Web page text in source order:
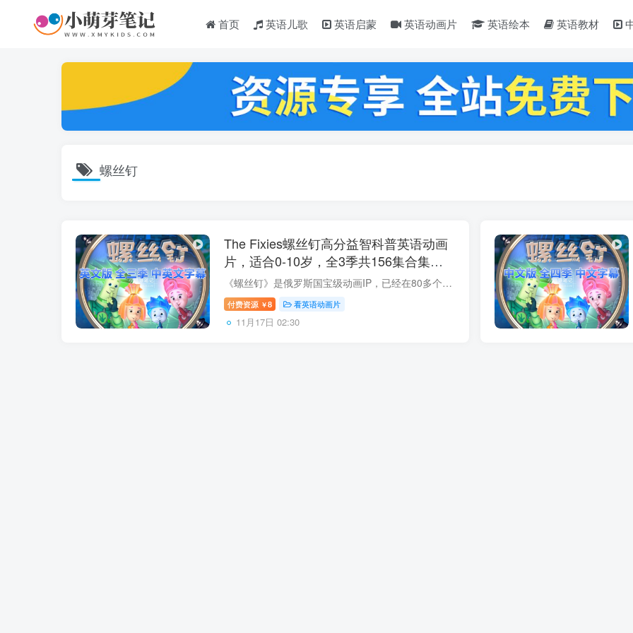
首页 英语儿歌 英语启蒙 英语动画片 英语绘本 英语教材
螺丝钉
The Fixies螺丝钉高分益智科普英语动画
片，适合0-10岁，全3季共156集合集
版，1080P高清视频带中英文字幕，百度
云网盘下载
《螺丝钉》是俄罗斯国宝级动画IP，已经在80多个国家播出，自2015年央视少儿频道首播以来，通过丰富的剧情向观众普及大量的生活常识和简单的科学原理，同时以主人公小螺丝钉们乐于助人、积极向上...
付费资源 ￥8 看英语动画片
11月17日 02:30